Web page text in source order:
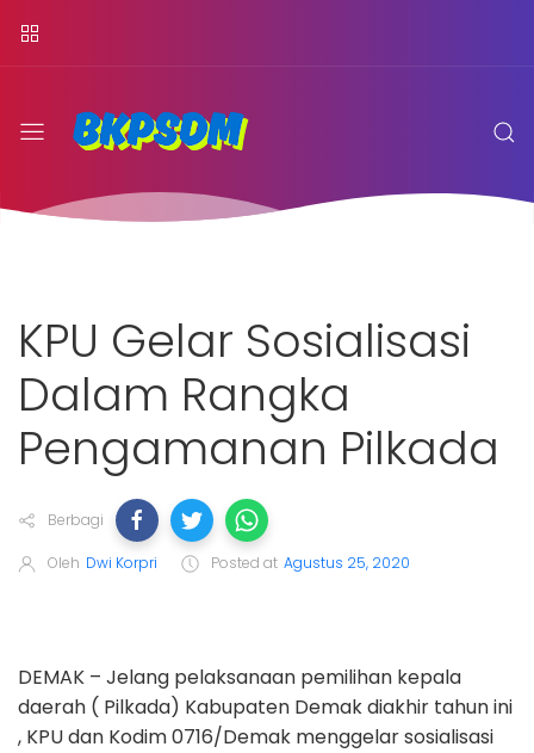
KPU Gelar Sosialisasi
Dalam Rangka
Pengamanan Pilkada
Berbagi
Oleh Dwi Korpri Posted at Agustus 25, 2020
DEMAK – Jelang pelaksanaan pemilihan kepala
daerah ( Pilkada) Kabupaten Demak diakhir tahun ini
, KPU dan Kodim 0716/Demak menggelar sosialisasi